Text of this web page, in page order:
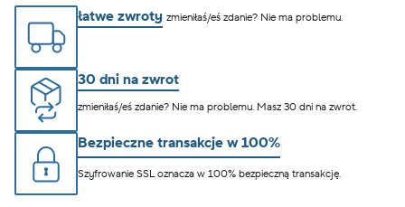
łatwe zwroty zmieniłaś/eś zdanie? Nie ma problemu.
30 dni na zwrot
zmieniłaś/eś zdanie? Nie ma problemu. Masz 30 dni na zwrot.
Bezpieczne transakcje w 100%
Szyfrowanie SSL oznacza w 100% bezpieczną transakcję.